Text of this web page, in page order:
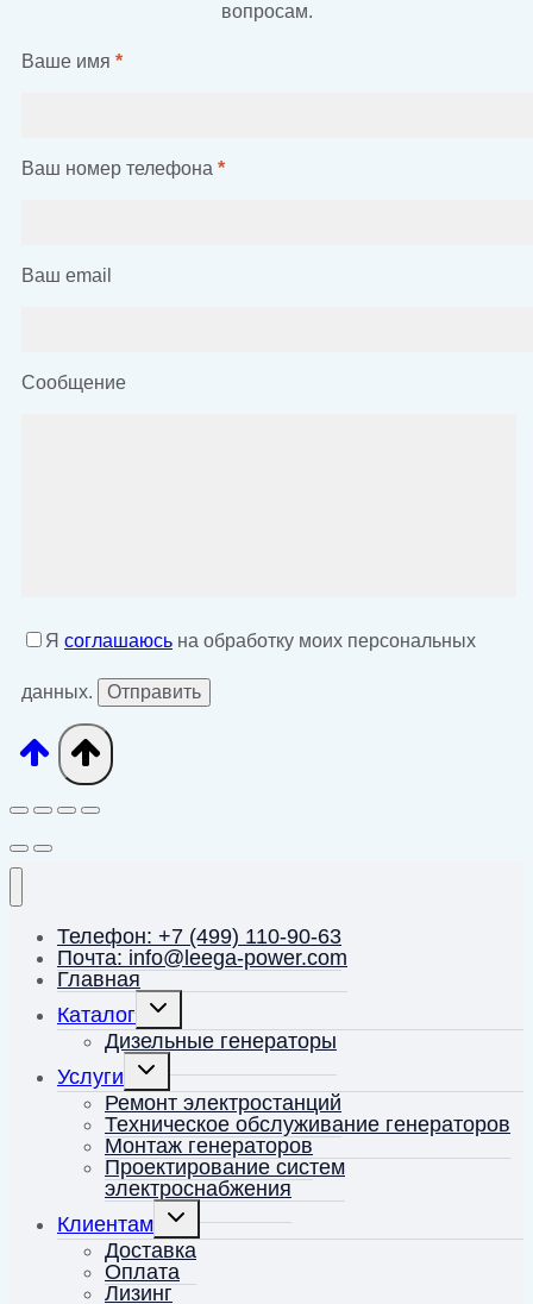
вопросам.
Ваше имя *
Ваш номер телефона *
Ваш email
Сообщение
Я соглашаюсь на обработку моих персональных
данных.
Телефон: +7 (499) 110-90-63
Почта: info@leega-power.com
Главная
Каталог
Переключить
меню
Дизельные генераторы
Услуги
Переключить
дочернее
меню
Ремонт электростанций
Техническое обслуживание генераторов
Монтаж генераторов
Проектирование систем
электроснабжения
Клиентам
Переключить
дочернее
меню
Доставка
Оплата
Лизинг